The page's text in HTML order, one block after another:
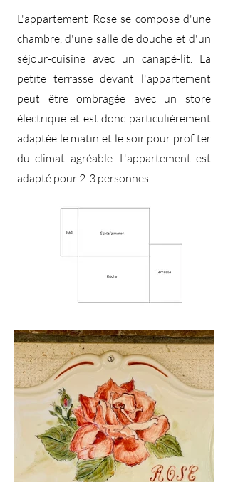
L'appartement Rose se compose d'une
chambre, d'une salle de douche et d'un
séjour-cuisine avec un canapé-lit. La
petite terrasse devant l'appartement
peut être ombragée avec un store
électrique et est donc particulièrement
adaptée le matin et le soir pour profiter
du climat agréable. L'appartement est
adapté pour 2-3 personnes.